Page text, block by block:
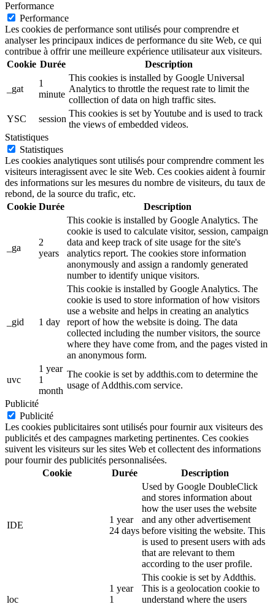
Performance
Performance
Les cookies de performance sont utilisés pour comprendre et
analyser les principaux indices de performance du site Web, ce qui
contribue à offrir une meilleure expérience utilisateur aux visiteurs.
Cookie Durée Description
_gat
1
minute
This cookies is installed by Google Universal
Analytics to throttle the request rate to limit the
colllection of data on high traffic sites.
YSC
session
This cookies is set by Youtube and is used to track
the views of embedded videos.
Statistiques
Statistiques
Les cookies analytiques sont utilisés pour comprendre comment les
visiteurs interagissent avec le site Web. Ces cookies aident à fournir
des informations sur les mesures du nombre de visiteurs, du taux de
rebond, de la source du trafic, etc.
Cookie Durée Description
_ga
2
years
This cookie is installed by Google Analytics. The
cookie is used to calculate visitor, session, campaign
data and keep track of site usage for the site's
analytics report. The cookies store information
anonymously and assign a randomly generated
number to identify unique visitors.
_gid 1 day
This cookie is installed by Google Analytics. The
cookie is used to store information of how visitors
use a website and helps in creating an analytics
report of how the website is doing. The data
collected including the number visitors, the source
where they have come from, and the pages visted in
an anonymous form.
uvc
1 year
1
month
The cookie is set by addthis.com to determine the
usage of Addthis.com service.
Publicité
Publicité
Les cookies publicitaires sont utilisés pour fournir aux visiteurs des
publicités et des campagnes marketing pertinentes. Ces cookies
suivent les visiteurs sur les sites Web et collectent des informations
pour fournir des publicités personnalisées.
Cookie
Durée Description
IDE
1 year
24 days
Used by Google DoubleClick
and stores information about
how the user uses the website
and any other advertisement
before visiting the website. This
is used to present users with ads
that are relevant to them
according to the user profile.
loc
1 year
1
This cookie is set by Addthis.
This is a geolocation cookie to
understand where the users